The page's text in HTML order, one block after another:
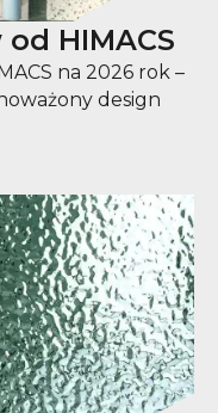
HIMACS
na 2026 rok –
design